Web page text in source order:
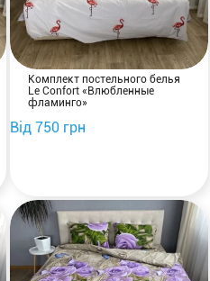
Комплект постельного белья
Le Confort «Влюбленные
фламинго»
Від 750 грн